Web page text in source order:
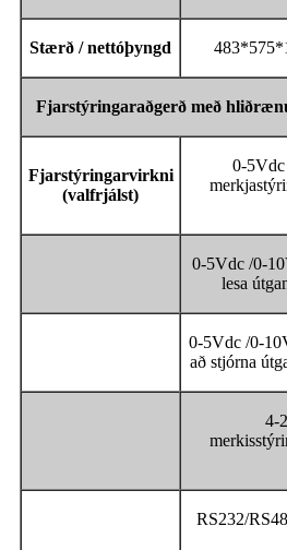
Stærð / nettóþyngd
Fjarstýringaraðgerð með
Fjarstýringarvirkni
(valfrjálst)
0-
0-5Vdc /0-
lesa
0-5Vdc /0-
að stjórna
4-
RS232/